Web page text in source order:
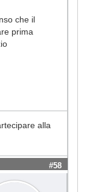
che il
prima
alla
#58